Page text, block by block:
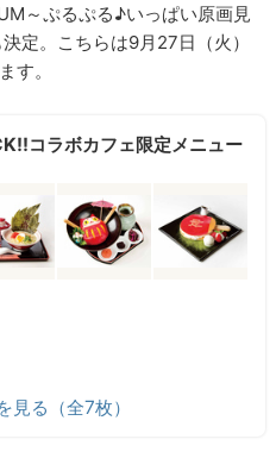
～ぷるぷる♪いっぱい原画見
定。こちらは9月27日（火）
す。
コラボカフェ限定メニュー
見る（全7枚）